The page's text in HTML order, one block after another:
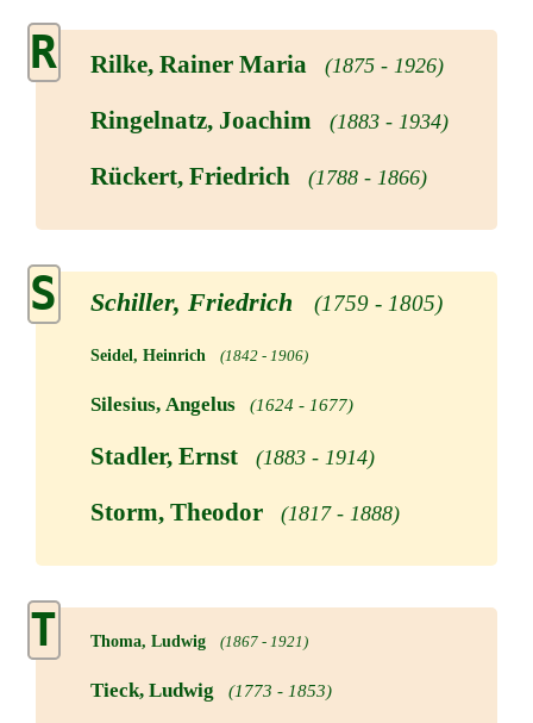
R Rilke, Rainer Maria (1875 - 1926)
Ringelnatz, Joachim (1883 - 1934)
Rückert, Friedrich (1788 - 1866)
S Schiller, Friedrich (1759 - 1805)
Seidel, Heinrich (1842 - 1906)
Silesius, Angelus (1624 - 1677)
Stadler, Ernst (1883 - 1914)
Storm, Theodor (1817 - 1888)
T Thoma, Ludwig (1867 - 1921)
Tieck, Ludwig (1773 - 1853)